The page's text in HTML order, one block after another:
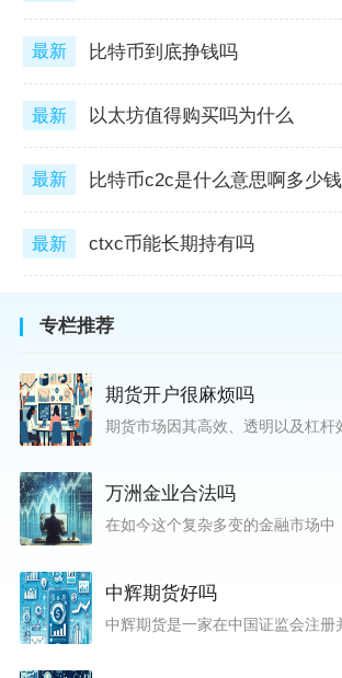
最新 比特币到底挣钱吗
最新 以太坊值得购买吗为什么
最新 比特币c2c是什么意思啊多少钱
最新 ctxc币能长期持有吗
专栏推荐
期货开户很麻烦吗
万洲金业合法吗
中辉期货好吗